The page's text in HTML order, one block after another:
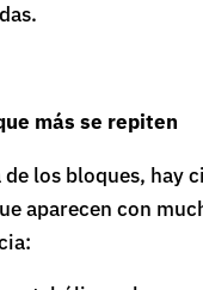
más se repiten
de los bloques, hay
aparecen con